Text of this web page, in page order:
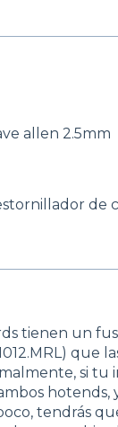
allen 2.5mm
de
tienen un
que
si tu
hotends,
tendrás